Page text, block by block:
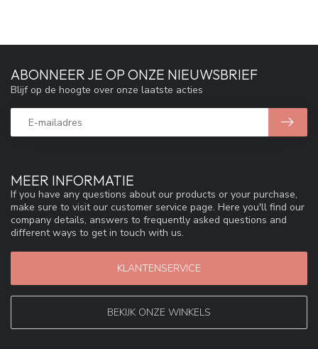
MEER INFORMATIE
If you have any questions about our products or your purchase,
make sure to visit our customer service page. Here you'll find our
company details, answers to frequently asked questions and
different ways to get in touch with us.
KLANTENSERVICE
BEKIJK ONZE WINKELS
ABONNEER JE OP ONZE NIEUWSBRIEF
Blijf op de hoogte over onze laatste acties